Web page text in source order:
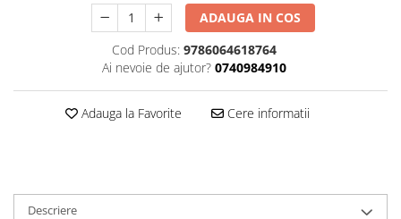
Sociologie si filozofie
ADAUGA IN COS
Cod Produs: 9786064618764
Ai nevoie de ajutor? 0740984910
Adauga la Favorite Cere informatii
Descriere